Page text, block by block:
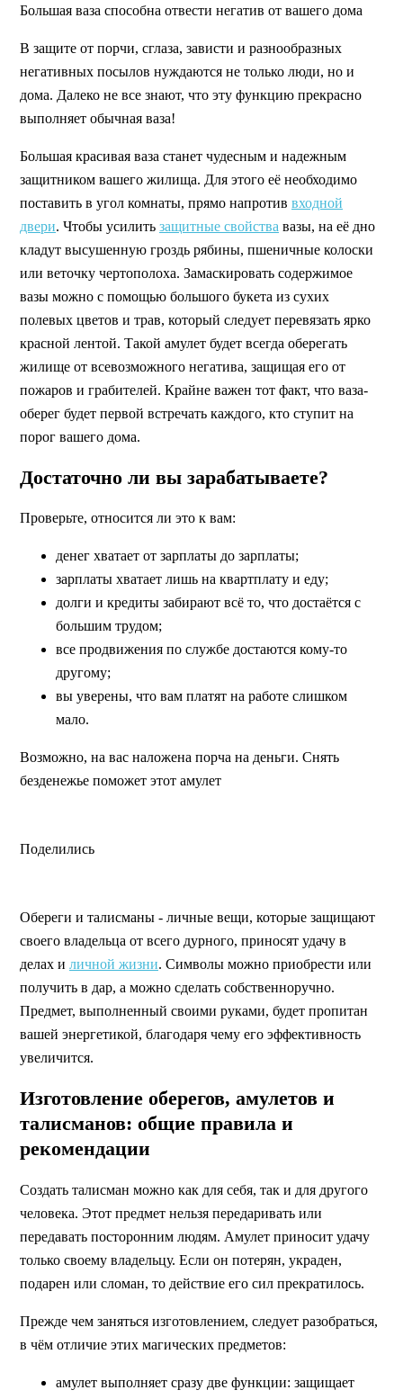
Большая ваза способна отвести негатив от вашего дома
В защите от порчи, сглаза, зависти и разнообразных
негативных посылов нуждаются не только люди, но и
дома. Далеко не все знают, что эту функцию прекрасно
выполняет обычная ваза!
Большая красивая ваза станет чудесным и надежным
защитником вашего жилища. Для этого её необходимо
поставить в угол комнаты, прямо напротив входной
двери. Чтобы усилить защитные свойства вазы, на её дно
кладут высушенную гроздь рябины, пшеничные колоски
или веточку чертополоха. Замаскировать содержимое
вазы можно с помощью большого букета из сухих
полевых цветов и трав, который следует перевязать ярко
красной лентой. Такой амулет будет всегда оберегать
жилище от всевозможного негатива, защищая его от
пожаров и грабителей. Крайне важен тот факт, что ваза-
оберег будет первой встречать каждого, кто ступит на
порог вашего дома.
Достаточно ли вы зарабатываете?
Проверьте, относится ли это к вам:
денег хватает от зарплаты до зарплаты;
зарплаты хватает лишь на квартплату и еду;
долги и кредиты забирают всё то, что достаётся с
большим трудом;
все продвижения по службе достаются кому-то
другому;
вы уверены, что вам платят на работе слишком
мало.
Возможно, на вас наложена порча на деньги. Снять
безденежье поможет этот амулет
Поделились
Обереги и талисманы - личные вещи, которые защищают
своего владельца от всего дурного, приносят удачу в
делах и личной жизни. Символы можно приобрести или
получить в дар, а можно сделать собственноручно.
Предмет, выполненный своими руками, будет пропитан
вашей энергетикой, благодаря чему его эффективность
увеличится.
Изготовление оберегов, амулетов и
талисманов: общие правила и
рекомендации
Создать талисман можно как для себя, так и для другого
человека. Этот предмет нельзя передаривать или
передавать посторонним людям. Амулет приносит удачу
только своему владельцу. Если он потерян, украден,
подарен или сломан, то действие его сил прекратилось.
Прежде чем заняться изготовлением, следует разобраться,
в чём отличие этих магических предметов:
амулет выполняет сразу две функции: защищает